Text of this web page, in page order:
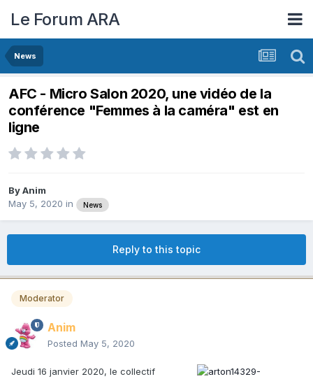
Le Forum ARA
News
AFC - Micro Salon 2020, une vidéo de la
conférence "Femmes à la caméra" est en
ligne
ByAnim
May 5, 2020 in News
Reply to this topic
Moderator
Anim
Posted May 5, 2020
Jeudi 16 janvier 2020, le collectif